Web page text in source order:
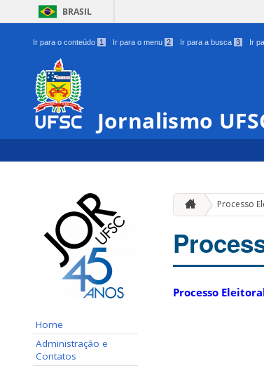
BRASIL
Ir para o conteúdo 1 Ir para o menu 2 Ir para a busca 3 Ir
Jornalismo
Home
Administração e
Contatos
Processo
Processo